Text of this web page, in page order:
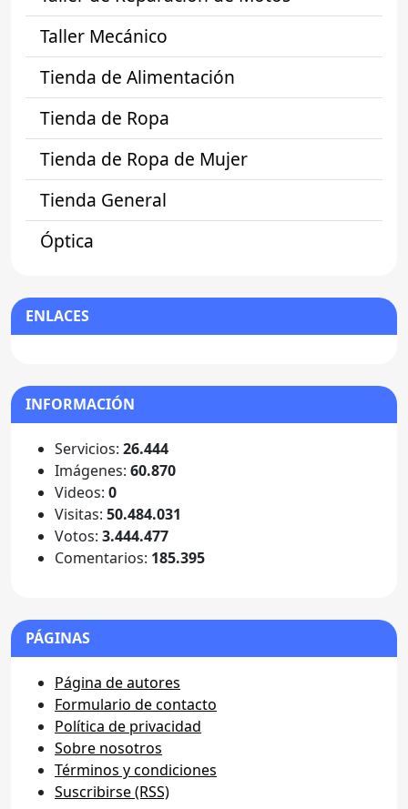
Taller Mecánico
Tienda de Alimentación
Tienda de Ropa
Tienda de Ropa de Mujer
Tienda General
Óptica
ENLACES
INFORMACIÓN
Servicios: 26.444
Imágenes: 60.870
Videos: 0
Visitas: 50.484.031
Votos: 3.444.477
Comentarios: 185.395
PÁGINAS
Página de autores
Formulario de contacto
Política de privacidad
Sobre nosotros
Términos y condiciones
Suscribirse (RSS)